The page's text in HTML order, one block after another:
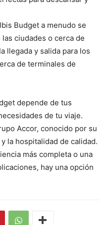
Ibis Budget a menudo se
ciudades o cerca de
llegada y salida para los
de terminales de
depende de tus
de tu viaje.
Accor, conocido por su
la hospitalidad de calidad.
más completa o una
hay una opción